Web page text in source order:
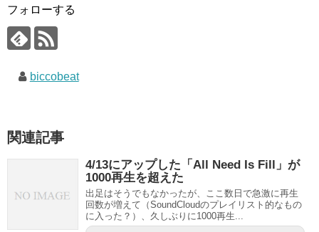
フォローする
biccobeat
関連記事
4/13にアップした「All Need Is Fill」が
1000再生を超えた
出足はそうでもなかったが、ここ数日で急激に再生
回数が増えて（SoundCloudのプレイリスト的なもの
に入った？）、久しぶりに1000再生...